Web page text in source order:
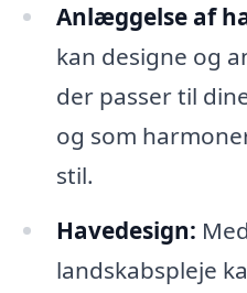
Anlæggelse af
kan designe og
der passer til
og som
stil.
Havedesign:
landskabspleje